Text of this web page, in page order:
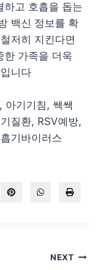
하고 호흡을 돕는
백신 정보를 확
저히 지킨다면
한 가족을 더욱
니다
아기기침, 쌕쌕
질환, RSV예방,
기바이러스
NEXT